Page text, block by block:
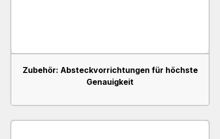
Zubehör: Absteckvorrichtungen für höchste
Genauigkeit